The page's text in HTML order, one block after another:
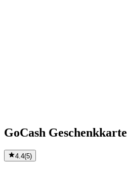
GoCash Geschenkkarte
4.4(5)